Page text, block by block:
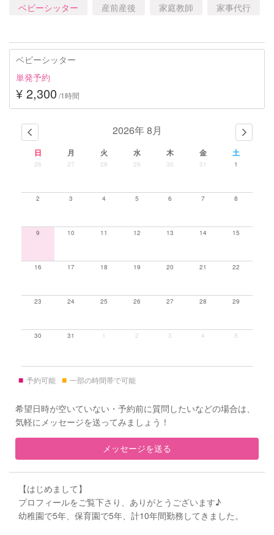
ベビーシッター
産前産後 家庭教師 家事代行
ベビーシッター
単発予約
¥ 2,300 /1時間
2026年 8月
日 月 火 水 木 金 土
26 27 28 29 30 31 1
2 3 4 5 6 7 8
9 10 11 12 13 14 15
16 17 18 19 20 21 22
23 24 25 26 27 28 29
30 31 1 2 3 4 5
■ 予約可能 ■ 一部の時間帯で可能
希望日時が空いていない・予約前に質問したいなどの場合は、
気軽にメッセージを送ってみましょう！
メッセージを送る
【はじめまして】
プロフィールをご覧下さり、ありがとうございます♪
幼稚園で5年、保育園で5年、計10年間勤務してきました。